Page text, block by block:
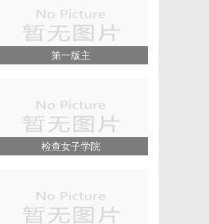
第一版主
检查女子学院